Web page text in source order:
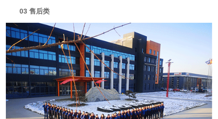
03 售后类